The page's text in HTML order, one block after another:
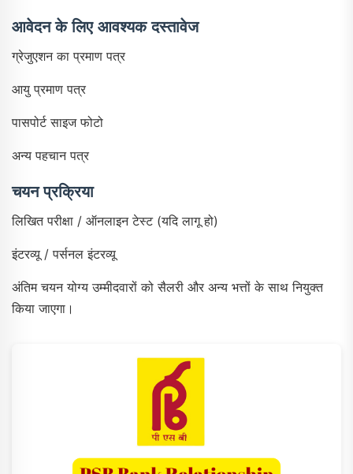
आवेदन के लिए आवश्यक दस्तावेज
ग्रेजुएशन का प्रमाण पत्र
आयु प्रमाण पत्र
पासपोर्ट साइज फोटो
अन्य पहचान पत्र
चयन प्रक्रिया
लिखित परीक्षा / ऑनलाइन टेस्ट (यदि लागू हो)
इंटरव्यू / पर्सनल इंटरव्यू
अंतिम चयन योग्य उम्मीदवारों को सैलरी और अन्य भत्तों के साथ नियुक्त
किया जाएगा।